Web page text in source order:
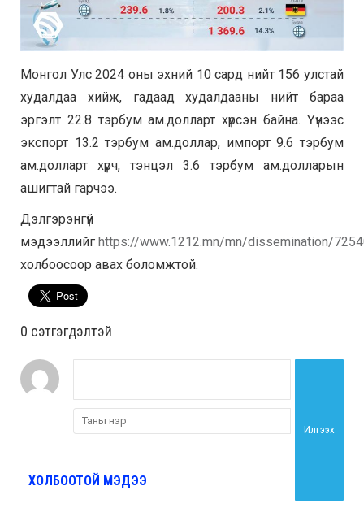
Монгол Улс 2024 оны эхний 10 сард нийт 156 улстай
худалдаа хийж, гадаад худалдааны нийт бараа
эргэлт 22.8 тэрбум ам.долларт хүрсэн байна. Үүнээс
экспорт 13.2 тэрбум ам.доллар, импорт 9.6 тэрбум
ам.долларт хүрч, тэнцэл 3.6 тэрбум ам.долларын
ашигтай гарчээ.
Дэлгэрэнгүй
мэдээллийг https://www.1212.mn/mn/dissemination/
холбоосоор авах боломжтой.
0 cэтгэгдэлтэй
Илгээх
ХОЛБООТОЙ МЭДЭЭ